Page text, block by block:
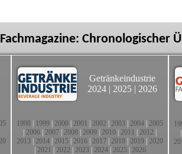
Chronologischer
Getränkeindustrie
2024 | 2025 | 2026
1998 1999 2000 2001 2002 2003 2004 2005
2006 2007 2008 2009 2010 2011 2012
2013 2014 2015 2016 2017 2018 2019 2020
2021 2022 2023| 2024| 2025| 2026